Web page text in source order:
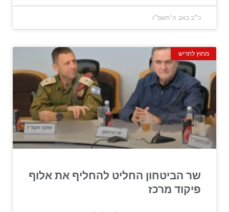
כ״ב באב ה׳תשפ״ו
מחוץ לחריש
שר הביטחון החליט להחליף את אלוף
פיקוד מרכז